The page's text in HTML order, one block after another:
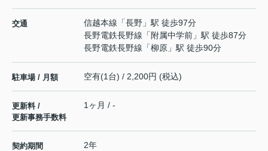
交通 信越本線 「長野 」駅 徒歩97分
長野電鉄長野線 「 附属中学前 」駅 徒歩87分
長野電鉄長野線 「柳原 」駅 徒歩90分
駐車場 / 月額 空有(1台) / 2,200円 (税込)
更新料 /
更新事務手数料
1ヶ月 / -
契約期間 2年